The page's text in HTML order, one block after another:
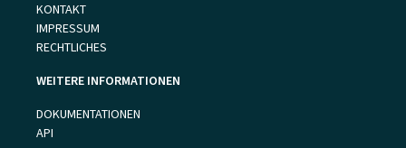
KONTAKT
IMPRESSUM
RECHTLICHES
WEITERE INFORMATIONEN
DOKUMENTATIONEN
API